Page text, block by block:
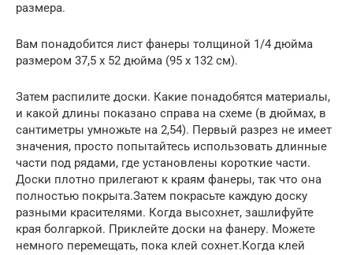
размера.
Вам понадобится лист фанеры толщиной 1/4 дюйма
размером 37,5 x 52 дюйма (95 х 132 см).
Затем распилите доски. Какие понадобятся материалы,
и какой длины показано справа на схеме (в дюймах, в
сантиметры умножьте на 2,54). Первый разрез не имеет
значения, просто попытайтесь использовать длинные
части под рядами, где установлены короткие части.
Доски плотно прилегают к краям фанеры, так что она
полностью покрыта.Затем покрасьте каждую доску
разными красителями. Когда высохнет, зашлифуйте
края болгаркой. Приклейте доски на фанеру. Можете
немного перемещать, пока клей сохнет.Когда клей